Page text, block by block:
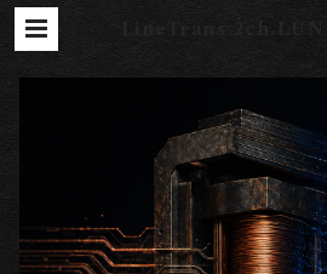
MATERAS 0002 ［東
AMATERAS